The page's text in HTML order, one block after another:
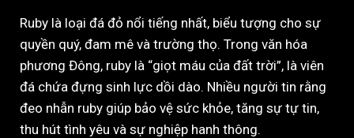
Ruby là loại đá đỏ nổi tiếng nhất, biểu tượng cho sự
quyền quý, đam mê và trường thọ. Trong văn hóa
phương Đông, ruby là “giọt máu của đất trời”, là viên
đá chứa đựng sinh lực dồi dào. Nhiều người tin rằng
đeo nhẫn ruby giúp bảo vệ sức khỏe, tăng sự tự tin,
thu hút tình yêu và sự nghiệp hanh thông.